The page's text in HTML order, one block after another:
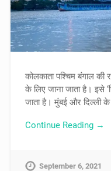
कोलकाता पश्चिम बंगाल की
के लिए जाना जाता है। इसे
जाता है। मुंबई और दिल्ली
Continue Reading →
September 6, 2021